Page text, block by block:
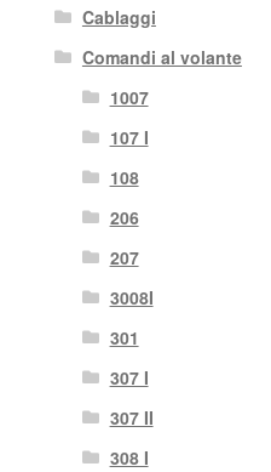
Cablaggi
Comandi al volante
1007
107 I
108
206
207
3008I
301
307 I
307 II
308 I